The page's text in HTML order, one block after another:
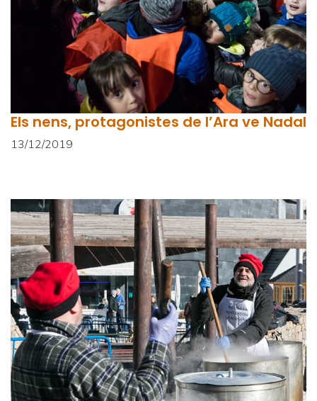
Els nens, protagonistes de l’Ara ve Nadal
13/12/2019